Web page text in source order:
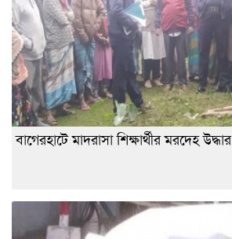
বাগেরহাটে মাদরাসা শিক্ষার্থীর মরদেহ উদ্ধার